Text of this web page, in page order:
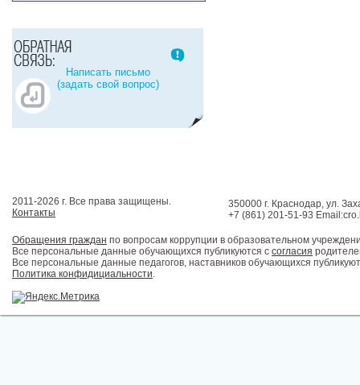
Написать письмо
(задать свой вопрос)
2011-2026 г. Все права защищены.
Контакты
350000 г. Краснодар, ул.
+7 (861) 201-51-93
Обращения граждан по вопросам коррупции в образовательном
Все персональные данные обучающихся публикуются с согласия
Все персональные данные педагогов, наставников обучающихся
Политика конфидициальности.